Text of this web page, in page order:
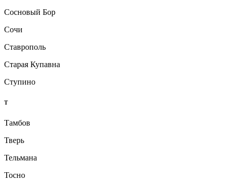
Сосновый Бор
Сочи
Ставрополь
Старая Купавна
Ступино
Т
Тамбов
Тверь
Тельмана
Тосно